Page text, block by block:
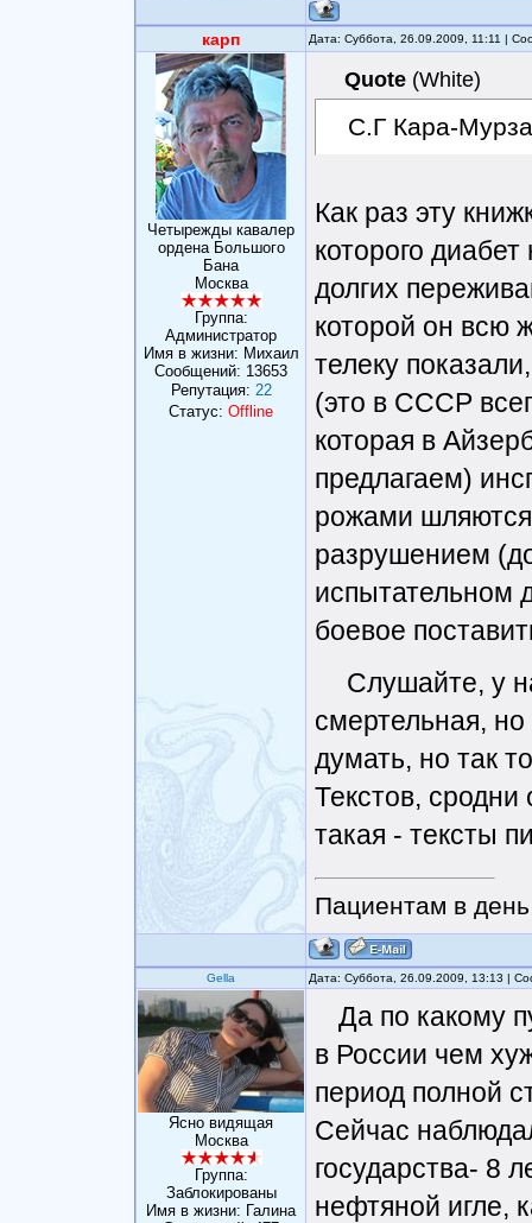
карп Дата: Суббота, 26.09.2009, 11:11 |
Четырежды кавалер
ордена Большого
Бана
Москва
Группа:
Администратор
Имя в жизни: Михаил
Сообщений: 13653
Репутация: 22
Статус: Offline
Quote (White)
С.Г Кара-
Как раз эту
которого
долгих
которой он всю
телеку
(это в СССР
которая в
предлагаем)
рожами
разрушением
испытательном
боевое
Слушайте, у
смертельная,
думать, но так
Текстов, сродни
такая - тексты
Пациентам в
Gella Дата: Суббота, 26.09.2009, 13:13 |
Ясно видящая
Москва
Группа:
Заблокированы
Имя в жизни: Галина
Да по какому
в России чем
период полной
Сейчас
государства- 8
нефтяной игле,